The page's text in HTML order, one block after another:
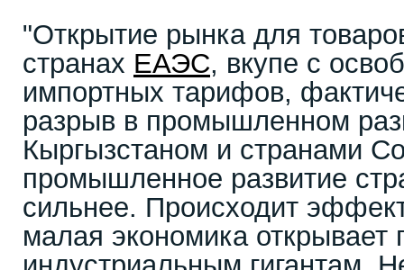
"Открытие рынка для
странах ЕАЭС, вкупе с
импортных тарифов,
разрыв в промышленном
Кыргызстаном и странами
промышленное развитие
сильнее. Происходит
малая экономика открывает